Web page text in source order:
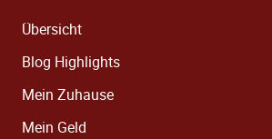
Übersicht
Blog Highlights
Mein Zuhause
Mein Geld